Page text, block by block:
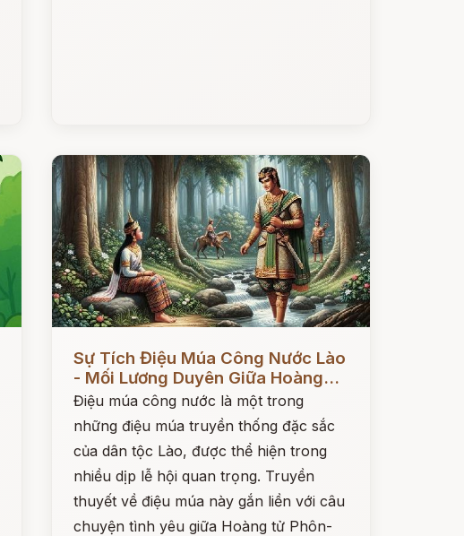
Sự Tích Điệu Múa Công Nước Lào
- Mối Lương Duyên Giữa Hoàng...
Điệu múa công nước là một trong
những điệu múa truyền thống đặc sắc
của dân tộc Lào, được thể hiện trong
nhiều dịp lễ hội quan trọng. Truyền
thuyết về điệu múa này gắn liền với câu
chuyện tình yêu giữa Hoàng tử Phôn-